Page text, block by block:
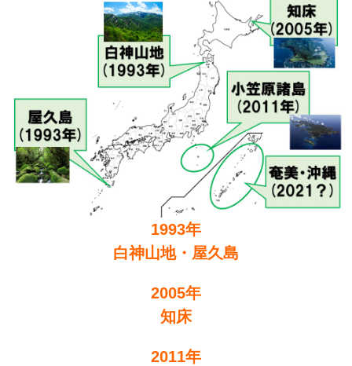
1993年
白神山地・屋久島
2005年
知床
2011年